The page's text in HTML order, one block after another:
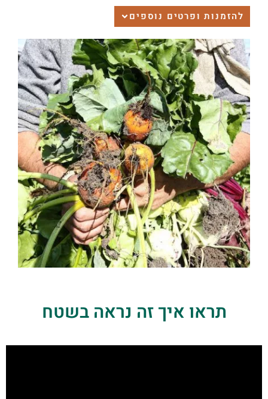
להזמנות ופרטים נוספים
תראו איך זה נראה בשטח